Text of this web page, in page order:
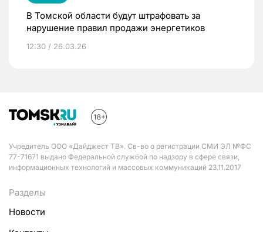
В Томской области будут штрафовать за
нарушение правил продажи энергетиков
12:30 / 26.03.26
Учредитель ООО «Дайджест ТВ». Св-во о регистрации СМИ ЭЛ №ФС
77-71671 выдано Федеральной службой по надзору в сфере связи,
информационных технологий и массовых коммуникаций 23.11.2017
Разделы
Новости